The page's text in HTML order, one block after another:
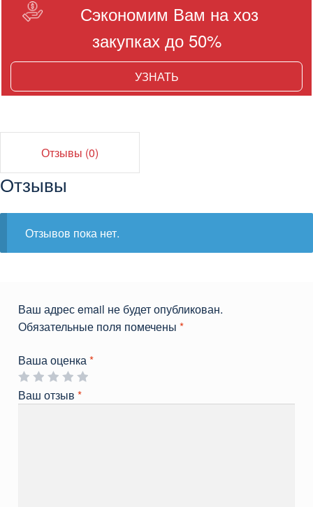
Сэкономим Вам на хоз
закупках до 50%
УЗНАТЬ
Отзывы (0)
Отзывы
Отзывов пока нет.
Ваш адрес email не будет опубликован.
Обязательные поля помечены *
Ваша оценка *
Ваш отзыв *